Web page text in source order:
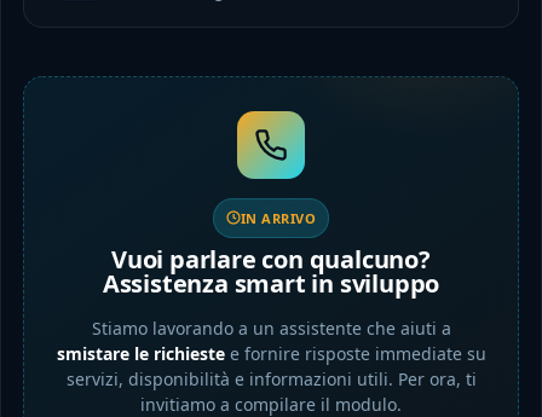
IN ARRIVO
Vuoi parlare con qualcuno?
Assistenza smart in sviluppo
Stiamo lavorando a un assistente che aiuti a
smistare le richiestee fornire risposte immediate su
servizi, disponibilità e informazioni utili. Per ora, ti
invitiamo a compilare il modulo.